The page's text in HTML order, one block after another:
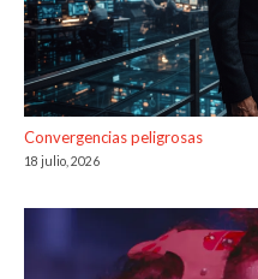
Convergencias peligrosas
18 julio, 2026